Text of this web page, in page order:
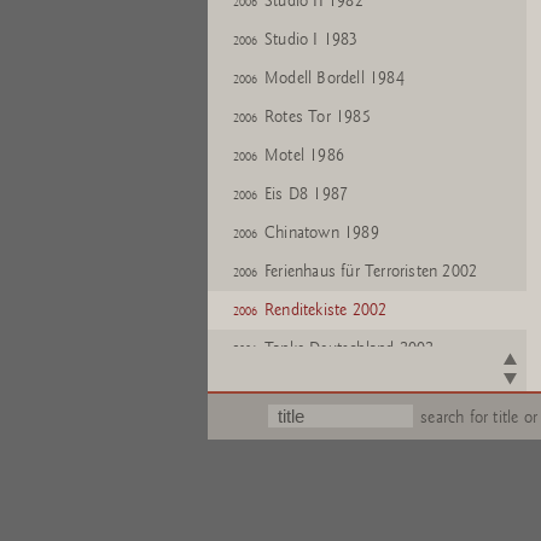
2006 Studio I 1983
2006 Modell Bordell 1984
2006 Rotes Tor 1985
2006 Motel 1986
2006 Eis D8 1987
2006 Chinatown 1989
2006 Ferienhaus für Terroristen 2002
2006 Renditekiste 2002
2006 Tanke Deutschland 2002
2006 Alte Hänger 2003
Tower of Talkers 2003 search for title or